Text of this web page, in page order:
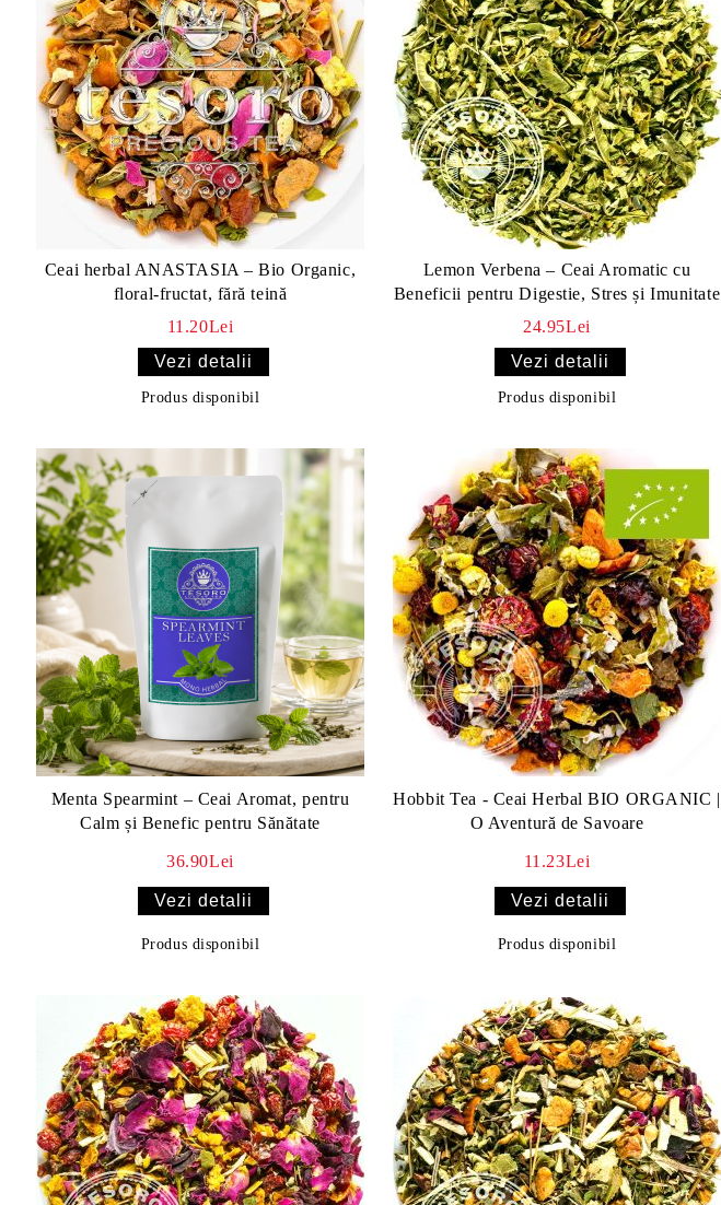
Ceai herbal ANASTASIA – Bio Organic,
floral-fructat, fără teină
11.20Lei
Vezi detalii
Produs disponibil
Lemon Verbena – Ceai Aromatic cu
Beneficii pentru Digestie, Stres și Imunitate
24.95Lei
Vezi detalii
Produs disponibil
Menta Spearmint – Ceai Aromat, pentru
Calm și Benefic pentru Sănătate
36.90Lei
Vezi detalii
Produs disponibil
Hobbit Tea - Ceai Herbal BIO ORGANIC |
O Aventură de Savoare
11.23Lei
Vezi detalii
Produs disponibil